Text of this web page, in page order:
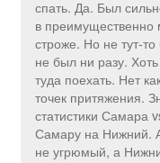
спать. Да. Был
в преимущественно
строже. Но не тут-
не был ни разу.
туда поехать. Нет
точек притяжения.
статистики
Самару на Нижний.
не угрюмый, а